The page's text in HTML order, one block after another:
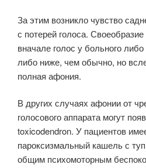
За этим возникло чувство
с потерей голоса.
вначале голос у больного
либо ниже, чем обычно, но
полная афония.
В других случаях афонии от
голосового аппа­рата могут
toxicodendron. У пациентов
пароксизмальный кашель с
общим психомоторным